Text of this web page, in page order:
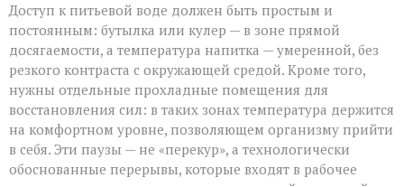
Доступ к питьевой воде должен быть простым и
постоянным: бутылка или кулер — в зоне прямой
досягаемости, а температура напитка — умеренной, без
резкого контраста с окружающей средой. Кроме того,
нужны отдельные прохладные помещения для
восстановления сил: в таких зонах температура держится
на комфортном уровне, позволяющем организму прийти
в себя. Эти паузы — не «перекур», а технологически
обоснованные перерывы, которые входят в рабочее